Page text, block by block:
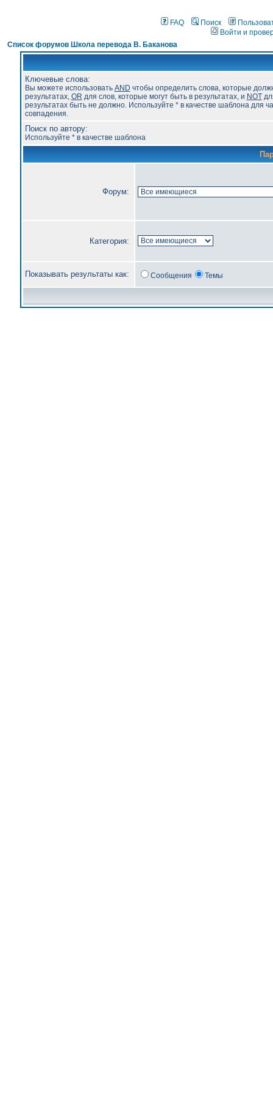
FAQ Поиск
Войти и
Список форумов Школа перевода В. Баканова
Ключевые слова:
Вы можете использовать AND чтобы определить слова, которые
результатах, OR для слов, которые могут быть в результатах, и NOT
результатах быть не должно. Используйте * в качестве шаблона для
совпадения.
Поиск по автору:
Используйте * в качестве шаблона
Форум:
Категория:
Показывать результаты как: Сообщения Темы